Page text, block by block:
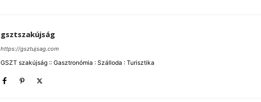
gsztszakújság
https://gsztujsag.com
GSZT szakújság :: Gasztronómia : Szálloda : Turisztika